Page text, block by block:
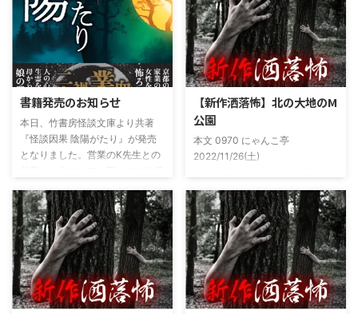
書籍発売のお知らせ
本日、竹書房怪談文庫より共著
『怪談因果 陰陽がたり』が発売
となりました。営業のK先生との
上げましたので内容の濃さ・面白
さは保証します。ぜひともご購入
くださいませ。 書影かっこいい
ですね！帯の煽り文句も最高です
(^^)v購入ページ
https://amzn.to/49NrwuE特設ペ
ージ
【新作洒落怖】北の大地のM
公園
本文 0970 にゃんこ亭
2022/11/26(土)
に言うオカルト系な話がまあまあ
好きで、最近占いとかを副業で始
めてた。今はちょっとメンタルの
状況やらで退いたけど実力試しも
かねてSNSでフォロワー相手に占
いとかしていたもんです。実力
は・・・ありがたいことに当たっ
た！ドンピシャ！と嬉しい声もあ